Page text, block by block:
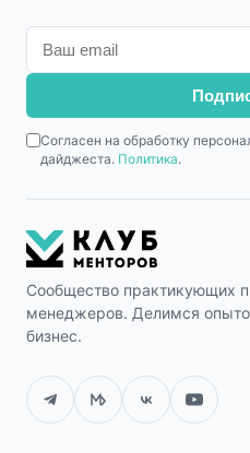
Согласен на обработку
дайджеста. Политика.
Сообщество практикующих
менеджеров. Делимся
бизнес.